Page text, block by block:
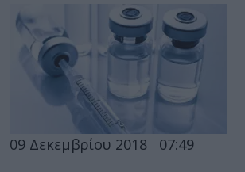
09 Δεκεμβρίου 2018 07:49